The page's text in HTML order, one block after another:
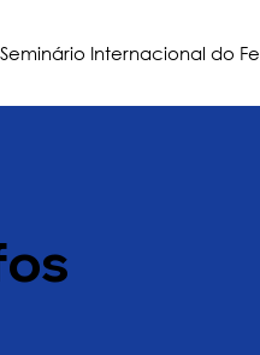
Seminário Internacional do